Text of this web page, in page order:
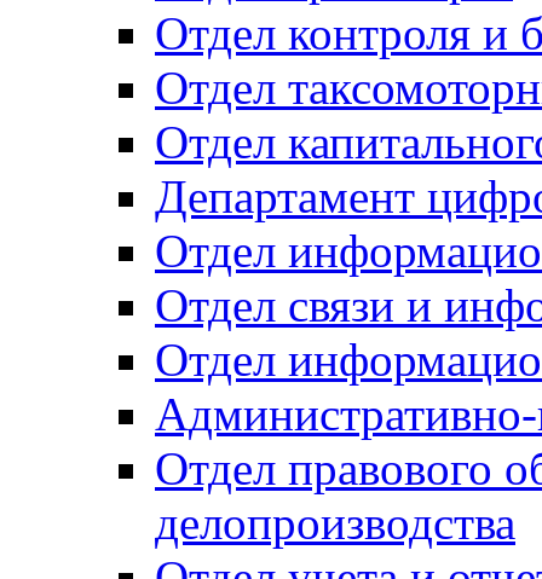
Отдел контроля и
Отдел
Отдел
Департамент
Отдел
Отдел связи и
Отдел
Отдел правового
делопроизводства